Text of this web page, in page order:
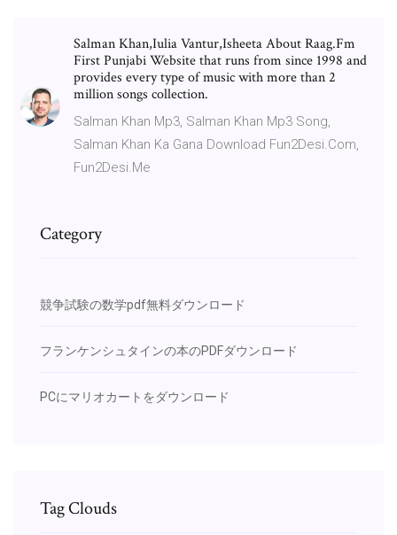
Salman Khan,Iulia Vantur,Isheeta About Raag.Fm
First Punjabi Website that runs from since 1998 and
provides every type of music with more than 2
million songs collection.
Salman Khan Mp3, Salman Khan Mp3 Song,
Salman Khan Ka Gana Download Fun2Desi.Com,
Fun2Desi.Me
Category
競争試験の数学pdf無料ダウンロード
フランケンシュタインの本のPDFダウンロード
PCにマリオカートをダウンロード
Tag Clouds